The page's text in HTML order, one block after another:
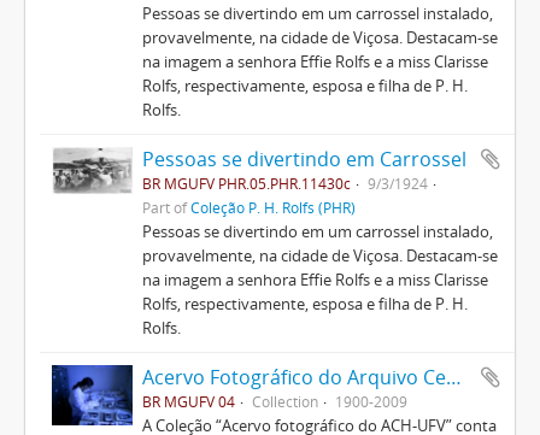
Pessoas se divertindo em um carrossel instalado,
provavelmente, na cidade de Viçosa. Destacam-se
na imagem a senhora Effie Rolfs e a miss Clarisse
Rolfs, respectivamente, esposa e filha de P. H.
Rolfs.
Pessoas se divertindo em Carrossel
BR MGUFV PHR.05.PHR.11430c
9/3/1924
Part ofColeção P. H. Rolfs (PHR)
Pessoas se divertindo em um carrossel instalado,
provavelmente, na cidade de Viçosa. Destacam-se
na imagem a senhora Effie Rolfs e a miss Clarisse
Rolfs, respectivamente, esposa e filha de P. H.
Rolfs.
Acervo Fotográfico do Arquivo Central Histórico da UFV
BR MGUFV 04 Collection 1900-2009
A Coleção “Acervo fotográfico do ACH-UFV” conta